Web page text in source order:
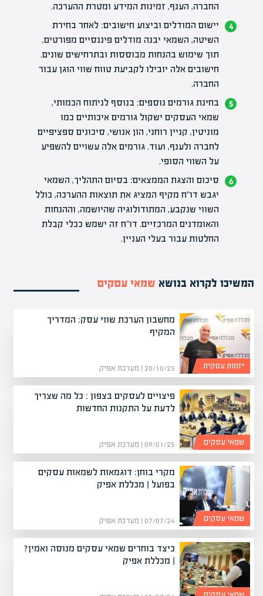
החברה, הענף, זמינות המידע ומטרת ההערכה.
יישום המודלים וביצוע חישובים: לאחר בחירת
השיטה, השמאי יבנה מודלים פיננסיים מפורטים,
תוך שימוש בהנחות מבוססות ובתרחישים שונים.
חישובים אלה יובילו לקביעת טווח שווי הוגן עבור
החברה.
בחינת גורמים נוספים: בנוסף לניתוח הכמותי,
שמאי העסקים ישקול גורמים איכותיים כמו
מוניטין, קניין רוחני, הון אנושי, סיכונים ספציפיים
לחברה ולענף, ועוד. גורמים אלה עשויים להשפיע
על השווי הסופי.
סיכום והצגת הממצאים: בסיום התהליך, השמאי
יגבש דו"ח מקיף המציג את תוצאות ההערכה, כולל
השווי שנקבע, המתודולוגיה שהיושמה, וההנחות
והאומדנים המרכזיים. דו"ח זה ישמש ככלי קבלת
החלטות עבור בעלי העניין.
המשיכו לקרוא בנושא שמאי עסקים
מחשבון הערכת שווי עסק: המדריך
המקיף
20/10/25 | מערכת אפיק יזמות עסקית
פיצויים לעסקים בצפון : כל מה שצריך
לדעת על התקנות החדשות
09/01/25 | מערכת אפיק שמאי עסקים
מקרי בוחן: דוגמאות לשמאות עסקים
בפועל | מכללת אפיק
07/07/24 | מערכת אפיק שמאי עסקים
כיצד בוחרים שמאי עסקים מנוסה ואמין?
| מכללת אפיק